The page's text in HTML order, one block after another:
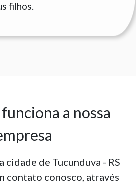
filhos.
a nossa
cidade de Tucunduva - RS
contato conosco, através